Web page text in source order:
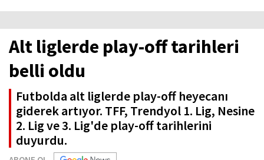
Alt liglerde play-off tarihleri
belli oldu
Futbolda alt liglerde play-off heyecanı
giderek artıyor. TFF, Trendyol 1. Lig, Nesine
2. Lig ve 3. Lig'de play-off tarihlerini
duyurdu.